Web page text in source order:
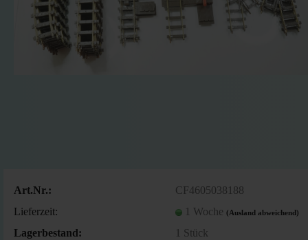
Art.Nr.:
CF4605038188
Lieferzeit:
1 Woche (Ausland abweichend)
Lagerbestand: 1 Stück